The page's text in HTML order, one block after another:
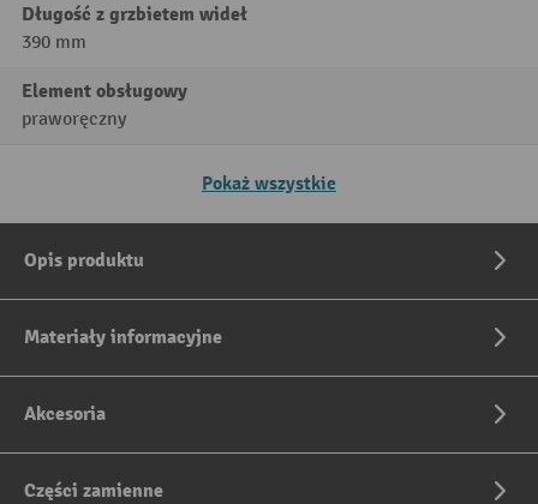
Długość z grzbietem wideł
390 mm
Element obsługowy
praworęczny
Pokaż wszystkie
Opis produktu
Materiały informacyjne
Akcesoria
Części zamienne